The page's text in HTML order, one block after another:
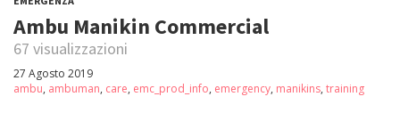
Ambu Manikin Commercial
67 visualizzazioni
27 Agosto 2019
ambu, ambuman, care, emc_prod_info, emergency, manikins, training